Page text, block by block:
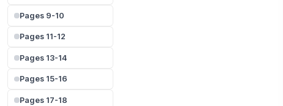
Pages 9-10
Pages 11-12
Pages 13-14
Pages 15-16
Pages 17-18